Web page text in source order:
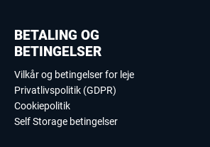
BETALING OG
BETINGELSER
Vilkår og betingelser for leje
Privatlivspolitik (GDPR)
Cookiepolitik
Self Storage betingelser